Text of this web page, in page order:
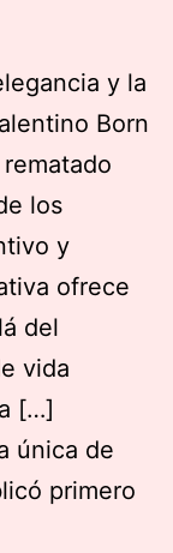
y la
Born
los
y
ofrece
del
vida
[…]
única de
primero